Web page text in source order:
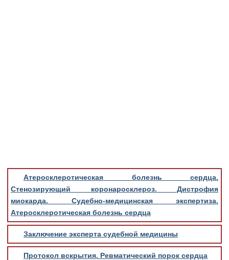
FAQ
Атеросклеротическая болезнь сердца.
Стенозирующий коронаросклероз. Дистрофия
миокарда. Судебно-медицинская экспертиза.
Атеросклеротическая болезнь сердца
Заключение эксперта судебной медицины
Протокол вскрытия. Ревматический порок сердца